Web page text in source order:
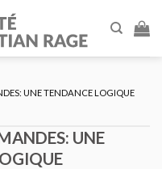
UNE TENDANCE LOGIQUE
UNE